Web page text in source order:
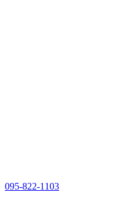
095-822-1103